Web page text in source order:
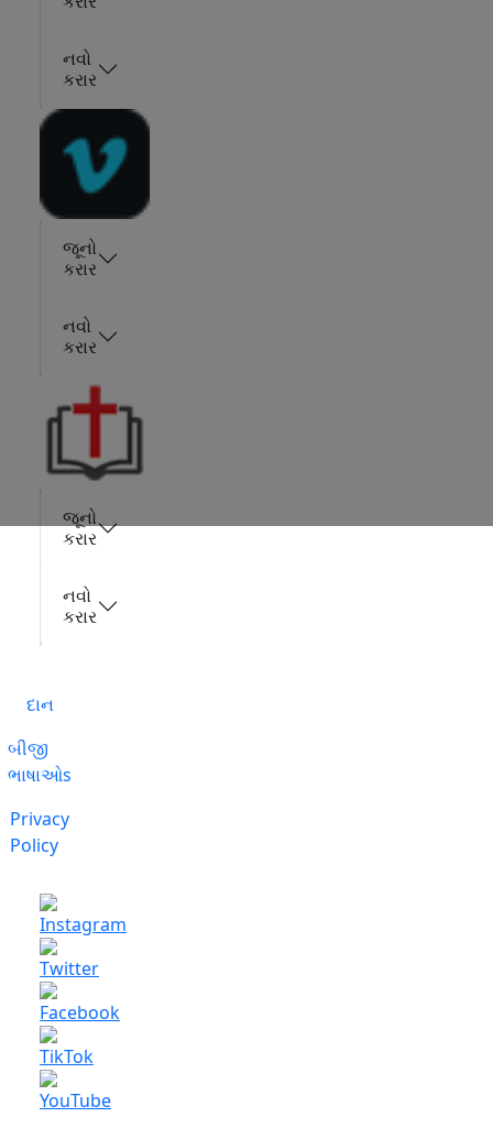
નવો
કરાર
જૂનો
કરાર
નવો
કરાર
જૂનો
કરાર
નવો
કરાર
દાન
બીજી
ભાષાઓs
Privacy
Policy